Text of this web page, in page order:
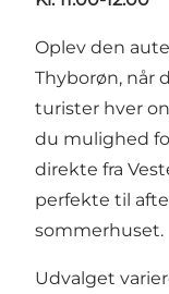
Oplev den
Thyborøn, når
turister hver
du mulighed
direkte fra
perfekte til
sommerhuset.
Udvalget